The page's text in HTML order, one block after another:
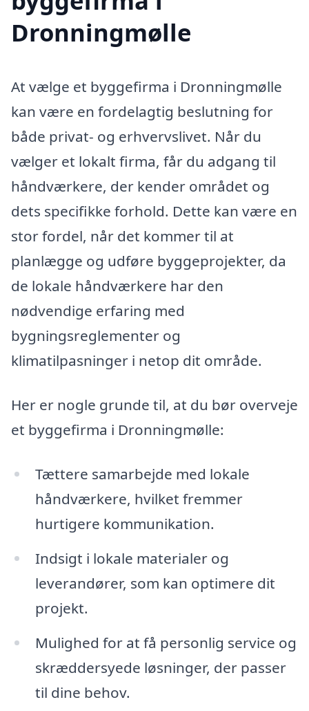
Dronningmølle
At vælge et byggefirma i Dronningmølle
kan være en fordelagtig beslutning for
både privat- og erhvervslivet. Når du
vælger et lokalt firma, får du adgang til
håndværkere, der kender området og
dets specifikke forhold. Dette kan være en
stor fordel, når det kommer til at
planlægge og udføre byggeprojekter, da
de lokale håndværkere har den
nødvendige erfaring med
bygningsreglementer og
klimatilpasninger i netop dit område.
Her er nogle grunde til, at du bør overveje
et byggefirma i Dronningmølle:
Tættere samarbejde med lokale
håndværkere, hvilket fremmer
hurtigere kommunikation.
Indsigt i lokale materialer og
leverandører, som kan optimere dit
projekt.
Mulighed for at få personlig service og
skræddersyede løsninger, der passer
til dine behov.